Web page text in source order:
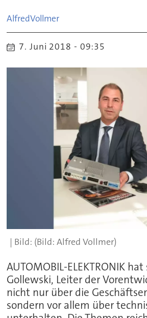
AlfredVollmer
7. Juni 2018 - 09:35
(Bild: Alfred Vollmer)
AUTOMOBIL-ELEKTRONIK
Gollewski, Leiter der
nicht nur über die
sondern vor allem über